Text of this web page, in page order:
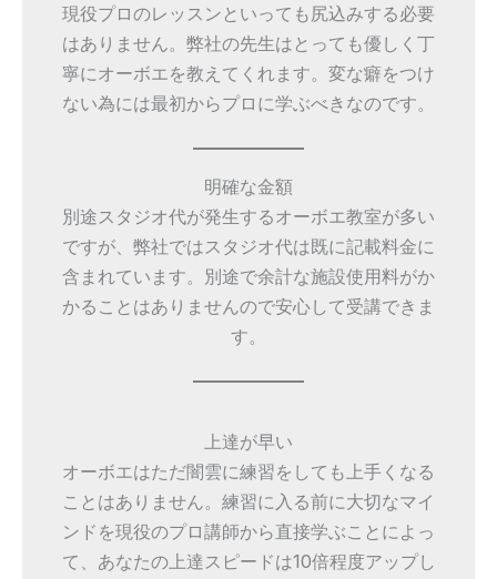
現役プロのレッスンといっても尻込みする必要
はありません。弊社の先生はとっても優しく丁
寧にオーボエを教えてくれます。変な癖をつけ
ない為には最初からプロに学ぶべきなのです。
明確な金額
別途スタジオ代が発生するオーボエ教室が多い
ですが、弊社ではスタジオ代は既に記載料金に
含まれています。別途で余計な施設使用料がか
かることはありませんので安心して受講できま
す。
上達が早い
オーボエはただ闇雲に練習をしても上手くなる
ことはありません。練習に入る前に大切なマイ
ンドを現役のプロ講師から直接学ぶことによっ
て、あなたの上達スピードは10倍程度アップし